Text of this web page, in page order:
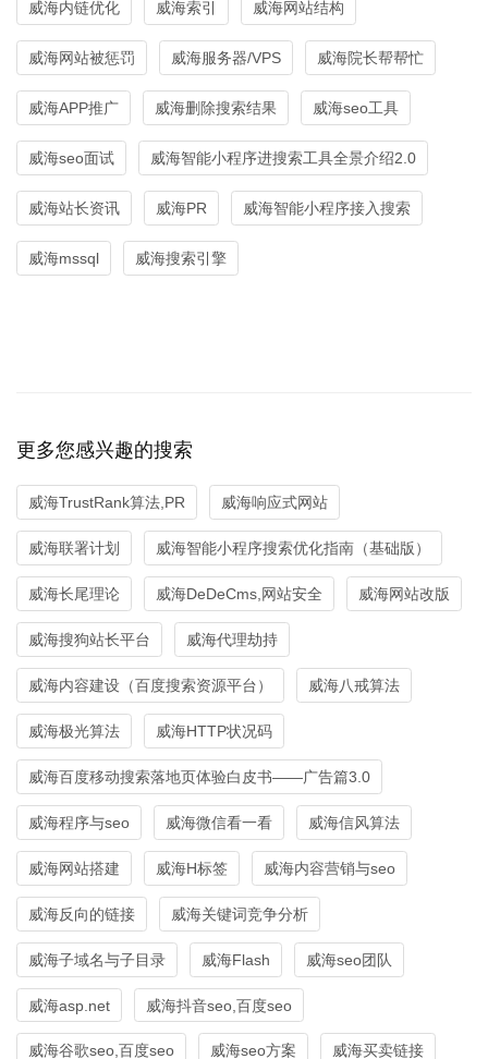
威海内链优化 威海索引 威海网站结构
威海网站被惩罚 威海服务器/VPS 威海院长帮帮忙
威海APP推广 威海删除搜索结果 威海seo工具
威海seo面试 威海智能小程序进搜索工具全景介绍2.0
威海站长资讯 威海PR 威海智能小程序接入搜索
威海mssql 威海搜索引擎
更多您感兴趣的搜索
威海TrustRank算法,PR 威海响应式网站
威海联署计划 威海智能小程序搜索优化指南（基础版）
威海长尾理论 威海DeDeCms,网站安全 威海网站改版
威海搜狗站长平台 威海代理劫持
威海内容建设（百度搜索资源平台） 威海八戒算法
威海极光算法 威海HTTP状况码
威海百度移动搜索落地页体验白皮书——广告篇3.0
威海程序与seo 威海微信看一看 威海信风算法
威海网站搭建 威海H标签 威海内容营销与seo
威海反向的链接 威海关键词竞争分析
威海子域名与子目录 威海Flash 威海seo团队
威海asp.net 威海抖音seo,百度seo
威海谷歌seo,百度seo 威海seo方案 威海买卖链接